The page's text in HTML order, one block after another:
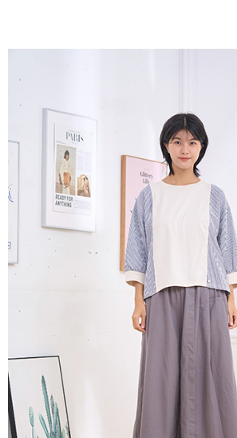
恩沛科技股份有限公司將有權停止該用戶之使用額